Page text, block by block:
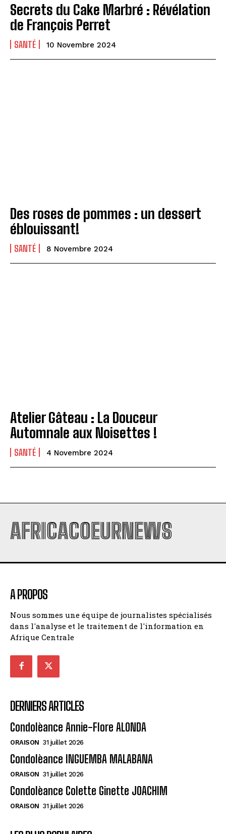
Secrets du Cake Marbré : Révélation
de François Perret
SANTÉ 10 Novembre 2024
Des roses de pommes : un dessert
éblouissant!
SANTÉ 8 Novembre 2024
Atelier Gâteau : La Douceur
Automnale aux Noisettes !
SANTÉ 4 Novembre 2024
AFRICACOEURNEWS
A PROPOS
Nous sommes une équipe de journalistes spécialisés
dans l'analyse et le traitement de l'information en
Afrique Centrale
DERNIERS ARTICLES
Condolèance Annie-Flore ALONDA
ORAISON 31 juillet 2026
Condolèance INGUEMBA MALABANA
ORAISON 31 juillet 2026
Condolèance Colette Ginette JOACHIM
ORAISON 31 juillet 2026